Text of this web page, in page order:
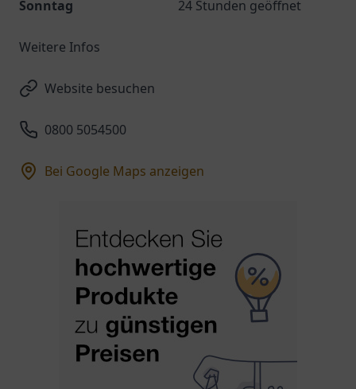
Sonntag
24 Stunden geöffnet
Weitere Infos
Website besuchen
0800 5054500
Bei Google Maps anzeigen